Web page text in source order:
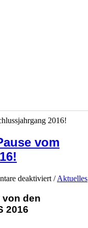
vom
deaktiviertfür
/Aktuelles
von den
2016